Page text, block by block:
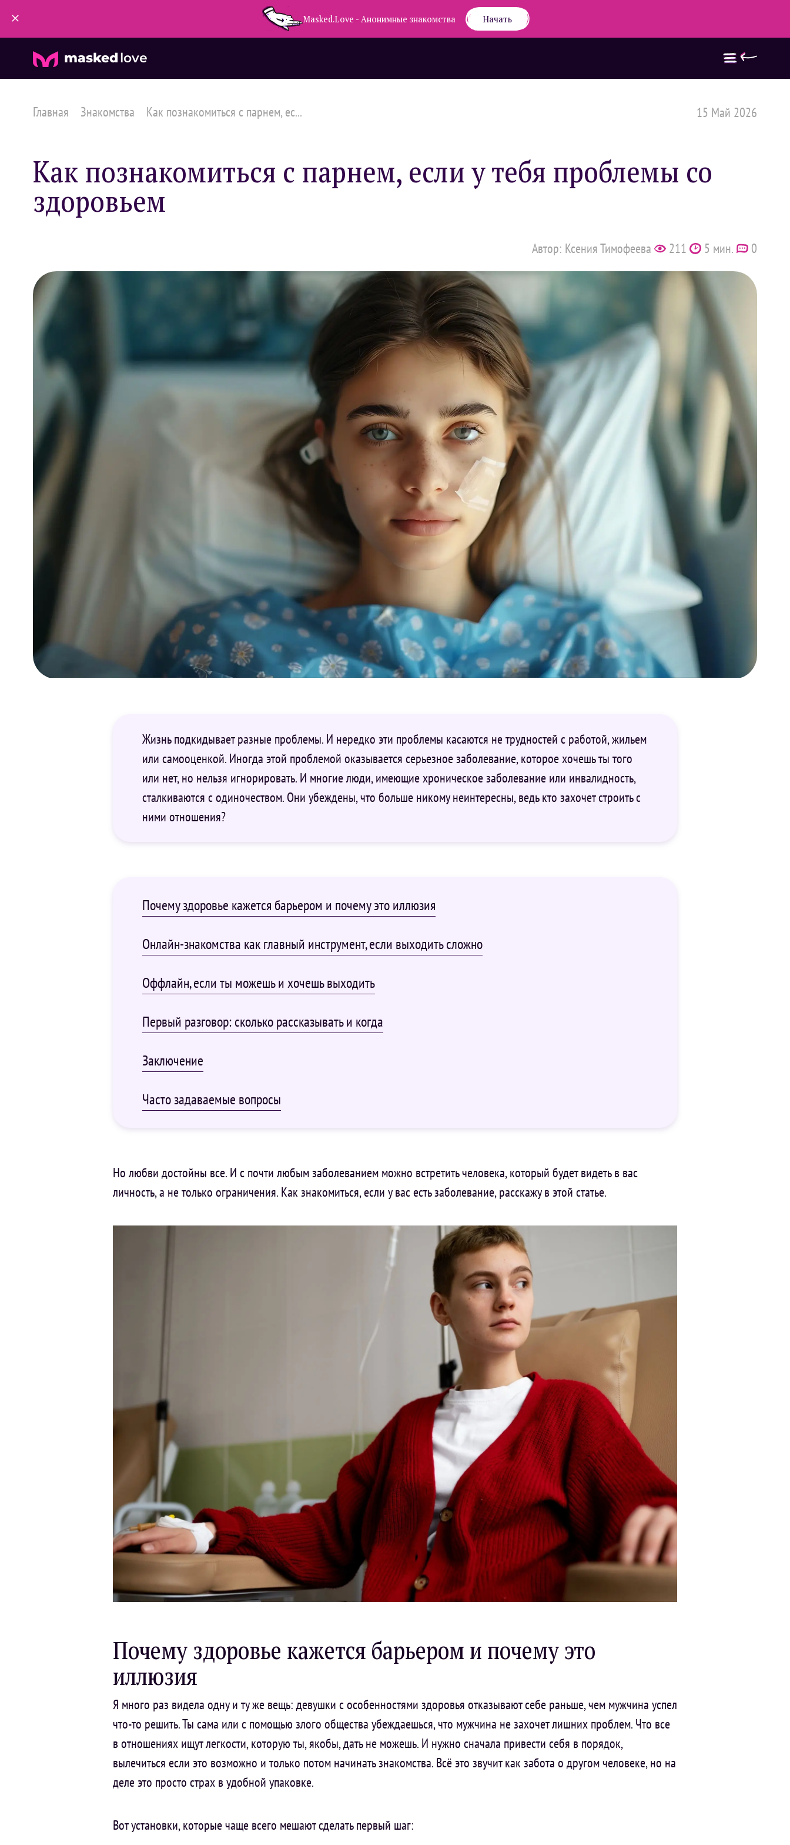
Masked.Love - Анонимные знакомства Начать
maskedlove
Главная Знакомства Как познакомиться с парнем, ес... 15 Май 2026
Как познакомиться с парнем, если у тебя проблемы со
здоровьем
Автор: Ксения Тимофеева 211 5 мин. 0
Жизнь подкидывает разные проблемы. И нередко эти проблемы касаются не трудностей с работой, жильем
или самооценкой. Иногда этой проблемой оказывается серьезное заболевание, которое хочешь ты того
или нет, но нельзя игнорировать. И многие люди, имеющие хроническое заболевание или инвалидность,
сталкиваются с одиночеством. Они убеждены, что больше никому неинтересны, ведь кто захочет строить с
ними отношения?
Почему здоровье кажется барьером и почему это иллюзия
Онлайн-знакомства как главный инструмент, если выходить сложно
Оффлайн, если ты можешь и хочешь выходить
Первый разговор: сколько рассказывать и когда
Заключение
Часто задаваемые вопросы
Но любви достойны все. И с почти любым заболеванием можно встретить человека, который будет видеть в вас
личность, а не только ограничения. Как знакомиться, если у вас есть заболевание, расскажу в этой статье.
Почему здоровье кажется барьером и почему это
иллюзия
Я много раз видела одну и ту же вещь: девушки с особенностями здоровья отказывают себе раньше, чем мужчина успел
что-то решить. Ты сама или с помощью злого общества убеждаешься, что мужчина не захочет лишних проблем. Что все
в отношениях ищут легкости, которую ты, якобы, дать не можешь. И нужно сначала привести себя в порядок,
вылечиться если это возможно и только потом начинать знакомства. Всё это звучит как забота о другом человеке, но на
деле это просто страх в удобной упаковке.
Вот установки, которые чаще всего мешают сделать первый шаг: